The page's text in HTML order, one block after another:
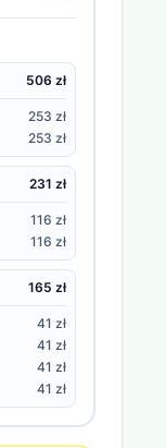
506 zł
253 zł
253 zł
231 zł
116 zł
116 zł
165 zł
41 zł
41 zł
41 zł
41 zł